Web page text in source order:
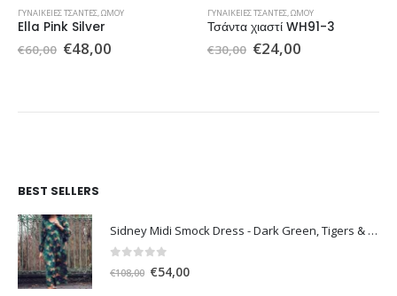
ΓΥΝΑΙΚΕΊΕΣ ΤΣΆΝΤΕΣ,ΏΜΟΥ
Ella Pink Silver
€60,00 Original
price
€48,00Η
ΓΥΝΑΙΚΕΊΕΣ ΤΣΆΝΤΕΣ,ΏΜΟΥ
Τσάντα χιαστί WH91-3
€30,00 Original
price
€24,00Η
BEST SELLERS
Sidney Midi Smock Dress - Dark Green, Tigers & Palms D1169
€108,00 Original
€54,00Η